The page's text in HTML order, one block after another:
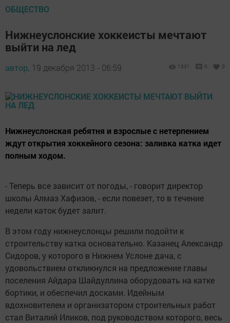
ОБЩЕСТВО
Нижнеуслонские хоккеисты мечтают
выйти на лед
автор, 19 декабря 2013 - 06:59 1331 0 0
Нижнеуслонская ребятня и взрослые с нетерпением
ждут открытия хоккейного сезона: заливка катка идет
полным ходом.
- Теперь все зависит от погоды, - говорит директор
школы Алмаз Хафизов, - если повезет, то в течение
недели каток будет залит.
В этом году нижнеуслонцы решили подойти к
строительству катка основательно. Казанец Александр
Сидоров, у которого в Нижнем Услоне дача, с
удовольствием откликнулся на предложение главы
поселения Айдара Шайдуллина оборудовать на катке
бортики, и обеспечил досками. Идейным
вдохновителем и организатором строительных работ
стал Виталий Иликов, под руководством которого, весь